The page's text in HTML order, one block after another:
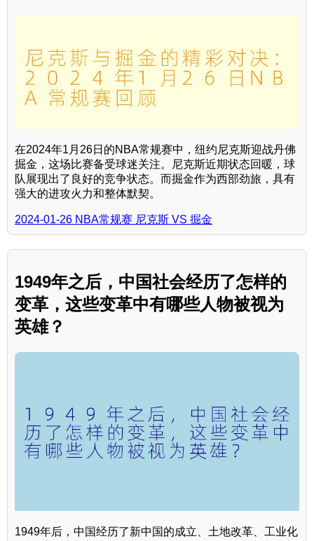
在2024年1月26日的NBA常规赛中，纽约尼克斯迎战丹佛
掘金，这场比赛备受球迷关注。尼克斯近期状态回暖，球
队展现出了良好的竞争状态。而掘金作为西部劲旅，具有
强大的进攻火力和整体默契。
2024-01-26 NBA常规赛 尼克斯 VS 掘金
1949年之后，中国社会经历了怎样的
变革，这些变革中有哪些人物被视为
英雄？
1949年后，中国经历了新中国的成立、土地改革、工业化